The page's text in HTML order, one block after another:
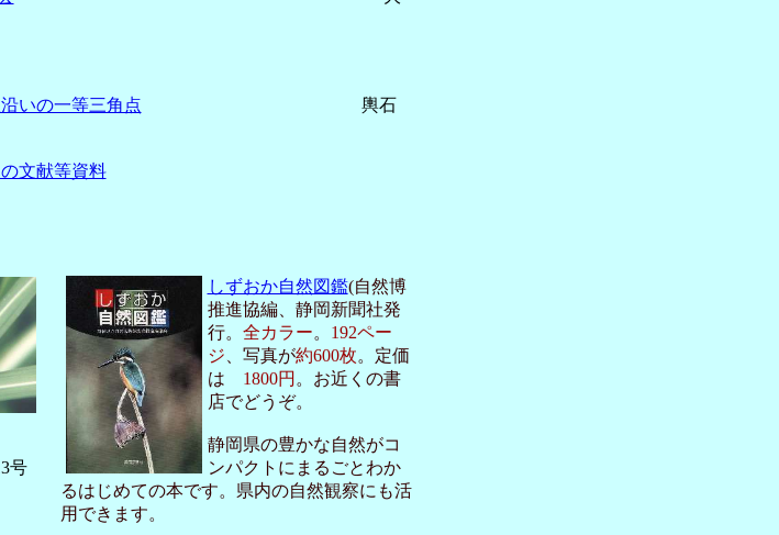
いの一等三角点 輿石
文献等資料
号
しずおか自然図鑑(自然博
推進協編、静岡新聞社発
行。 全カラー。 192ペー
ジ 、写真が約600枚。定価
は 1800円 。お近くの書
店でどうぞ。
静岡県の豊かな自然がコ
ンパクトにまるごとわか
るはじめての本です。県内の自然観察にも活
用できます。